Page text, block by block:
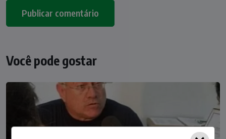
Você pode gostar